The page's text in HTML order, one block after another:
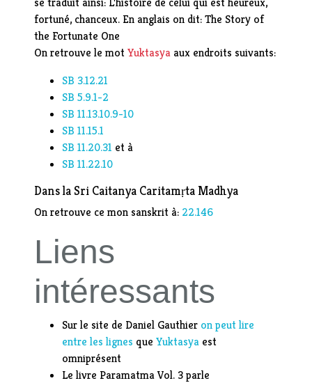
fortuné, chanceux. En anglais on dit: The Story of
the Fortunate One
On retrouve le mot Yuktasya aux endroits suivants:
SB 3.12.21
SB 5.9.1-2
SB 11.13.10.9-10
SB 11.15.1
SB 11.20.31 et à
SB 11.22.10
Dans la Sri Caitanya Caritamṛta Madhya
On retrouve ce mon sanskrit à: 22.146
Liens
intéressants
Sur le site de Daniel Gauthier on peut lire
entre les lignes que Yuktasya est
omniprésent
Le livre Paramatma Vol. 3 parle